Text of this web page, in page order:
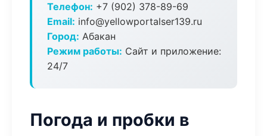
Телефон: +7 (902) 378-89-69
Email: info@yellowportalser139.ru
Город: Абакан
Режим работы: Сайт и приложение:
24/7
Погода и пробки в